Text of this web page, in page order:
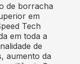
de borracha
em
Tech
em toda a
de
aumento da